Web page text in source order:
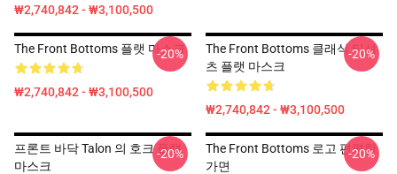
₩2,740,842 - ₩3,100,500
The Front Bottoms 플랫 마스크
₩2,740,842 - ₩3,100,500
-20%
The Front Bottoms 클래식 티셔
츠 플랫 마스크
₩2,740,842 - ₩3,100,500
-20%
프론트 바닥 Talon 의 호크 플랫
마스크
-20%
The Front Bottoms 로고 편평한
가면
-20%